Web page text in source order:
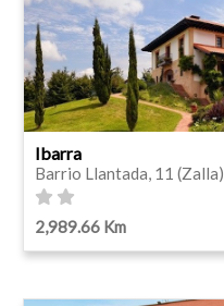
Ibarra
Barrio Llantada, 11 (Zalla)
2,989.66 Km